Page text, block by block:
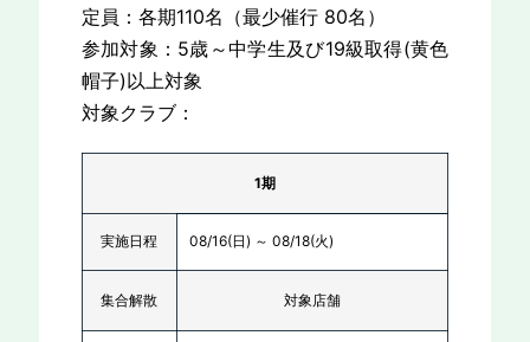
定員：各期110名（最少催行 80名）
参加対象：5歳～中学生及び19級取得(黄色
帽子)以上対象
対象クラブ：
1期
実施日程 08/16(日) ～ 08/18(火)
集合解散 対象店舗